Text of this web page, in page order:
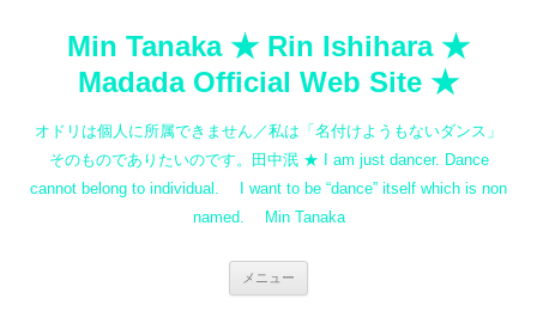
キ
ッ
Min Tanaka ★ Rin Ishihara ★
Madada Official Web Site ★
オドリは個人に所属できません／私は「名付けようもないダンス」
そのものでありたいのです。田中泯 ★ I am just dancer. Dance
cannot belong to individual. I want to be “dance” itself which is non
named. Min Tanaka
メニュー